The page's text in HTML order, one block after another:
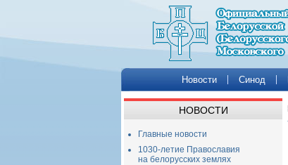
Новости Синод
НОВОСТИ
Главные новости
1030-летие Православия
на белорусских землях